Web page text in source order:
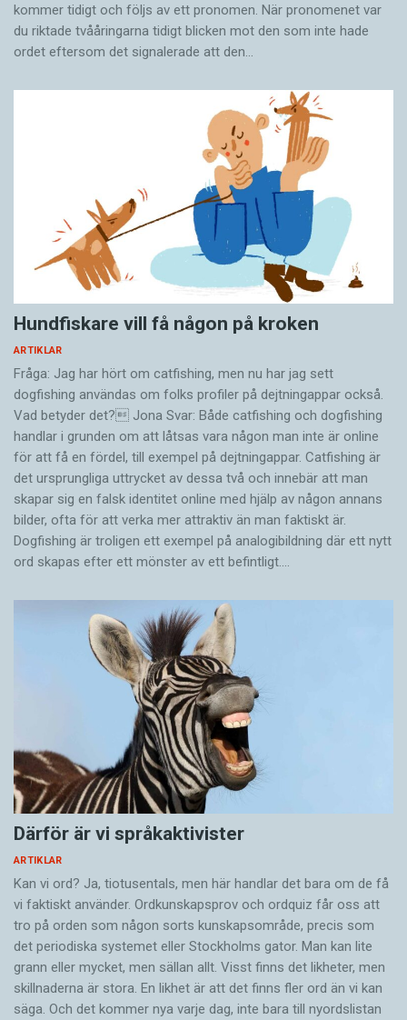
kommer tidigt och följs av ett pronomen. När pronomenet var
du riktade tvååringarna tidigt blicken mot den som inte hade
ordet eftersom det ­signalerade att den…
Hundfiskare vill få någon på kroken
ARTIKLAR
Fråga: Jag har hört om catfishing, men nu har jag sett
dogfishing användas om folks profiler på dejtningappar också.
Vad betyder det? Jona Svar: Både catfishing och dogfishing
handlar i grunden om att låtsas vara någon man inte är online
för att få en fördel, till exempel på dejtningappar. Catfishing är
det ursprungliga uttrycket av dessa två och innebär att man
skapar sig en falsk identitet online med hjälp av någon annans
bilder, ofta för att verka mer attraktiv än man faktiskt är.
Dogfishing är troligen ett exempel på analogibildning där ett nytt
ord skapas efter ett mönster av ett befintligt.…
Därför är vi språkaktivister
ARTIKLAR
Kan vi ord? Ja, tiotusentals, men här handlar det bara om de få
vi faktiskt använder. Ordkunskapsprov och ordquiz får oss att
tro på orden som någon sorts kunskapsområde, precis som
det periodiska systemet eller Stockholms gator. Man kan lite
grann eller mycket, men sällan allt. Visst finns det likheter, men
skillnaderna är stora. En likhet är att det finns fler ord än vi kan
säga. Och det kommer nya varje dag, inte bara till nyordslistan